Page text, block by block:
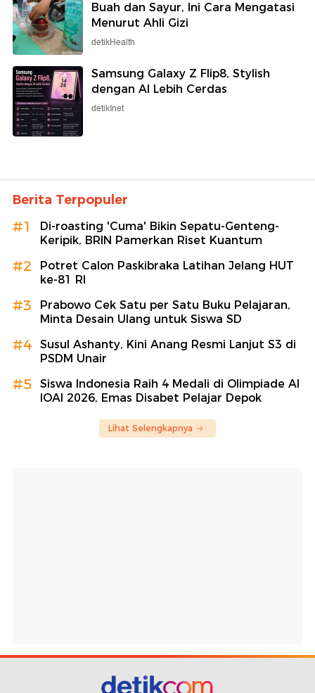
Buah dan Sayur, Ini Cara Mengatasi
Menurut Ahli Gizi
detikHealth
Samsung Galaxy Z Flip8, Stylish
dengan AI Lebih Cerdas
detikInet
Berita Terpopuler
#1
Di-roasting 'Cuma' Bikin Sepatu-Genteng-
Keripik, BRIN Pamerkan Riset Kuantum
#2
Potret Calon Paskibraka Latihan Jelang HUT
ke-81 RI
#3
Prabowo Cek Satu per Satu Buku Pelajaran,
Minta Desain Ulang untuk Siswa SD
#4
Susul Ashanty, Kini Anang Resmi Lanjut S3 di
PSDM Unair
#5
Siswa Indonesia Raih 4 Medali di Olimpiade AI
IOAI 2026, Emas Disabet Pelajar Depok
Lihat Selengkapnya